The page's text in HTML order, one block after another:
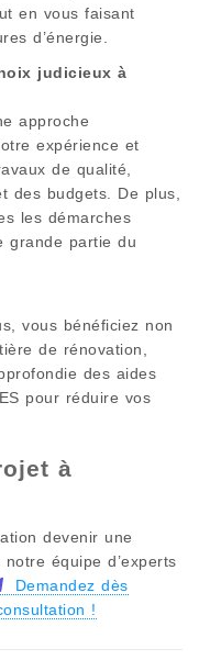
en vous faisant
d’énergie.
judicieux à
approche
expérience et
de qualité,
des budgets. De plus,
les démarches
grande partie du
vous bénéficiez non
de rénovation,
des aides
pour réduire vos
à
devenir une
équipe d’experts
Demandez dès
!